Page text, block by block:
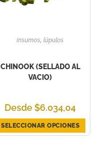
insumos,lúpulos
CHINOOK (SELLADO AL
VACIO)
Desde $6.034,04
SELECCIONAR OPCIONES